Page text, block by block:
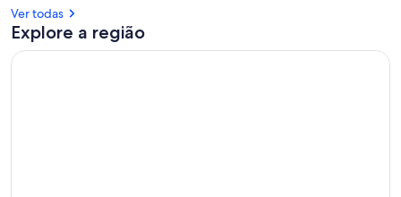
Ver todas
Explore a região